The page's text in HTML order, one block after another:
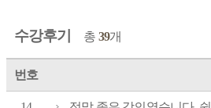
수강후기 총 39개
번호